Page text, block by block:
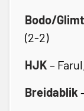
Bodo/Glimt
(2-2)
HJK –
Breidablik